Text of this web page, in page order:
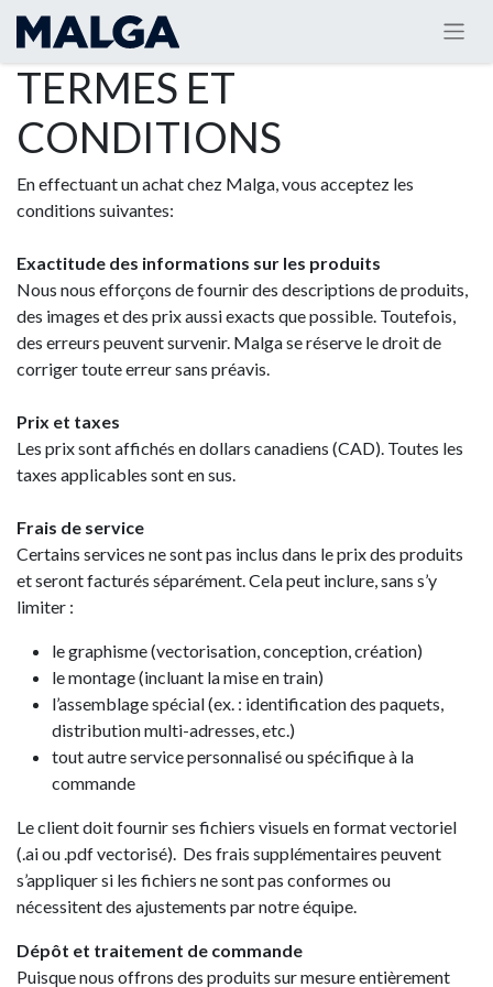
TERMES ET
CONDITIONS
En effectuant un achat chez Malga, vous acceptez les
conditions suivantes:
Exactitude des informations sur les produits
Nous nous efforçons de fournir des descriptions de produits,
des images et des prix aussi exacts que possible. Toutefois,
des erreurs peuvent survenir. Malga se réserve le droit de
corriger toute erreur sans préavis.
Prix et taxes
Les prix sont affichés en dollars canadiens (CAD). Toutes les
taxes applicables sont en sus.
Frais de service
Certains services ne sont pas inclus dans le prix des produits
et seront facturés séparément. Cela peut inclure, sans s’y
limiter :
le graphisme (vectorisation, conception, création)
le montage (incluant la mise en train)
l’assemblage spécial (ex. : identification des paquets,
distribution multi-adresses, etc.)
tout autre service personnalisé ou spécifique à la
commande
Le client doit fournir ses fichiers visuels en format vectoriel
(.ai ou .pdf vectorisé). Des frais supplémentaires peuvent
s’appliquer si les fichiers ne sont pas conformes ou
nécessitent des ajustements par notre équipe.
Dépôt et traitement de commande
Puisque nous offrons des produits sur mesure entièrement